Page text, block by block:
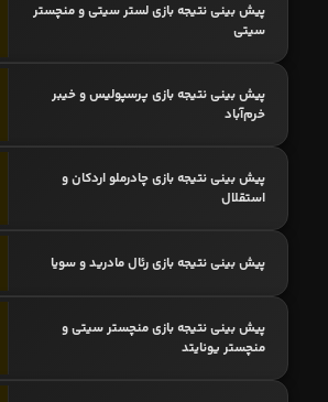
پیش بینی نتیجه بازی لستر سیتی و منچستر
سیتی
پیش بینی نتیجه بازی پرسپولیس و خیبر
خرم‌آباد
پیش بینی نتیجه بازی چادرملو اردکان و
استقلال
پیش بینی نتیجه بازی رئال مادرید و سویا
پیش بینی نتیجه بازی منچستر سیتی و
منچستر یونایتد